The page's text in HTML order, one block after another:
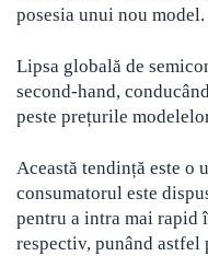
posesia unui nou model.
Lipsa globală de
second-hand,
peste prețurile
Această tendință este o
consumatorul este
pentru a intra mai rapid
respectiv, punând